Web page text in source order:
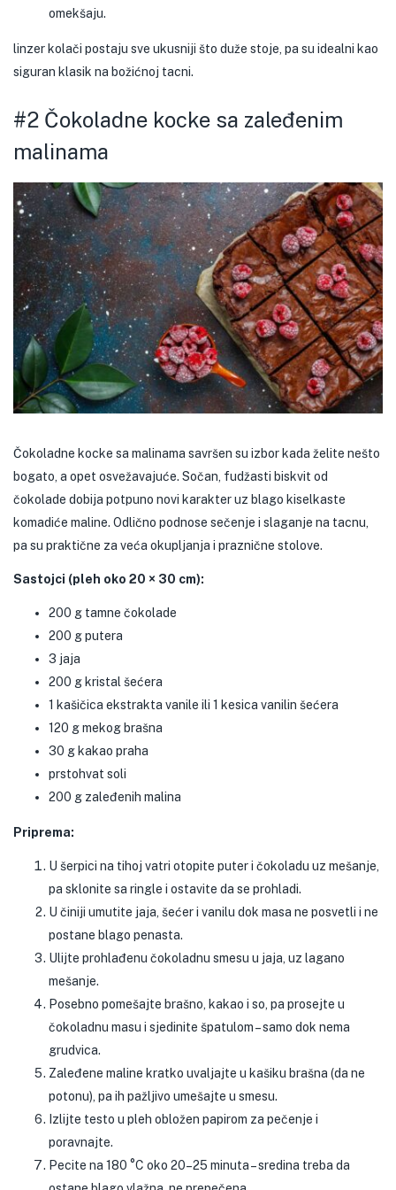
omekšaju.
linzer kolači postaju sve ukusniji što duže stoje, pa su idealni kao
siguran klasik na božićnoj tacni.
#2 Čokoladne kocke sa zaleđenim
malinama
Čokoladne kocke sa malinama savršen su izbor kada želite nešto
bogato, a opet osvežavajuće. Sočan, fudžasti biskvit od
čokolade dobija potpuno novi karakter uz blago kiselkaste
komadiće maline. Odlično podnose sečenje i slaganje na tacnu,
pa su praktične za veća okupljanja i praznične stolove.
Sastojci (pleh oko 20 × 30 cm):
200 g tamne čokolade
200 g putera
3 jaja
200 g kristal šećera
1 kašičica ekstrakta vanile ili 1 kesica vanilin šećera
120 g mekog brašna
30 g kakao praha
prstohvat soli
200 g zaleđenih malina
Priprema:
U šerpici na tihoj vatri otopite puter i čokoladu uz mešanje,
pa sklonite sa ringle i ostavite da se prohladi.
U činiji umutite jaja, šećer i vanilu dok masa ne posvetli i ne
postane blago penasta.
Ulijte prohlađenu čokoladnu smesu u jaja, uz lagano
mešanje.
Posebno pomešajte brašno, kakao i so, pa prosejte u
čokoladnu masu i sjedinite špatulom – samo dok nema
grudvica.
Zaleđene maline kratko uvaljajte u kašiku brašna (da ne
potonu), pa ih pažljivo umešajte u smesu.
Izlijte testo u pleh obložen papirom za pečenje i
poravnajte.
Pecite na 180 °C oko 20–25 minuta – sredina treba da